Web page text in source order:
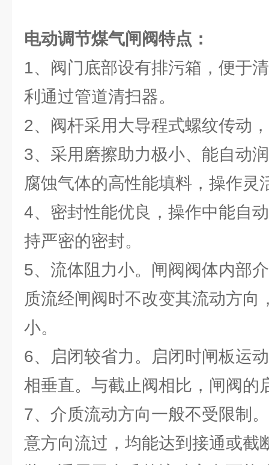
电动调节煤气闸阀特点：
1、阀门底部设有排污箱，便于
利通过管道清扫器。
2、阀杆采用大导程式螺纹传动
3、采用磨擦助力极小、能自动
腐蚀气体的高性能填料，操作灵
4、密封性能优良，操作中能自
持严密的密封。
5、流体阻力小。闸阀阀体内部
质流经闸阀时不改变其流动方向
小。
6、启闭较省力。启闭时闸板运
相垂直。与截止阀相比，闸阀的
7、介质流动方向一般不受限制
意方向流过，均能达到接通或截